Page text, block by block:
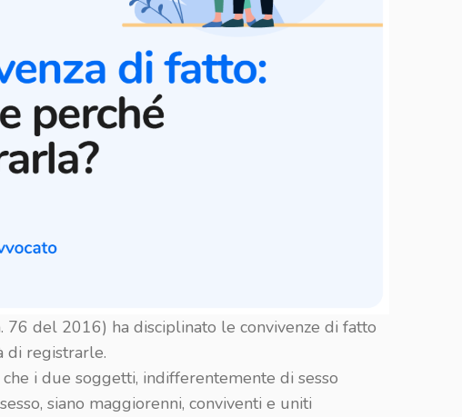
76 del 2016) ha disciplinato le convivenze di fatto
di registrarle.
i due soggetti, indifferentemente di sesso
siano maggiorenni, conviventi e uniti